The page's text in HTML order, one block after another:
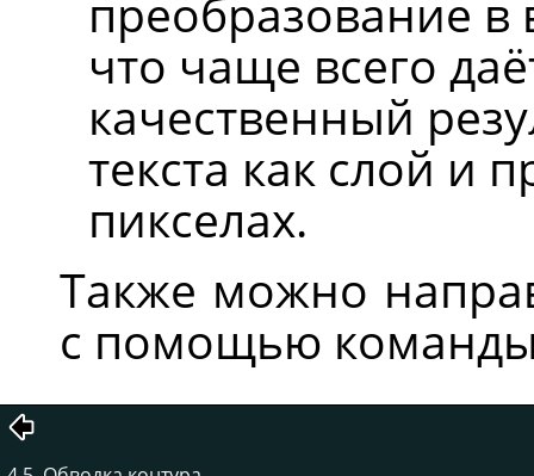
преобразование в
что чаще всего
качественный
текста как слой и
пикселах.
Также можно
с помощью